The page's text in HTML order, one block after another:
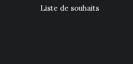
Liste de souhaits